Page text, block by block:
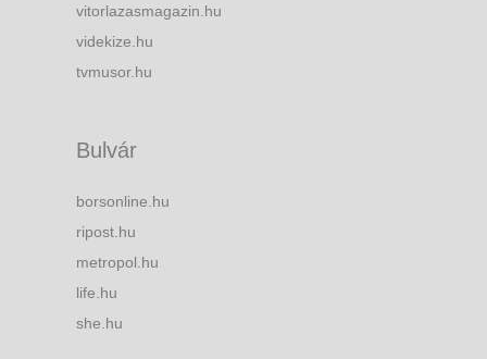
vitorlazasmagazin.hu
videkize.hu
tvmusor.hu
Bulvár
borsonline.hu
ripost.hu
metropol.hu
life.hu
she.hu